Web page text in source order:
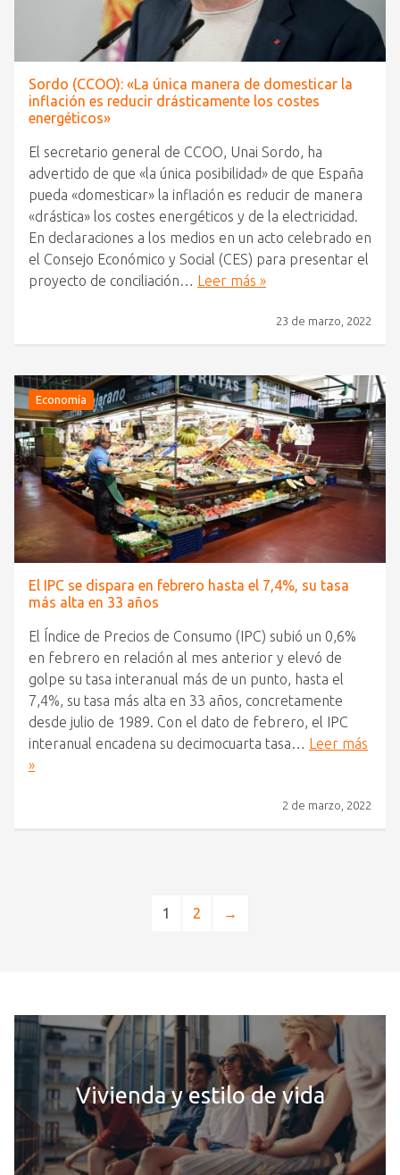
Sordo (CCOO): «La única manera de domesticar la
inflación es reducir drásticamente los costes
energéticos»
El secretario general de CCOO, Unai Sordo, ha
advertido de que «la única posibilidad» de que España
pueda «domesticar» la inflación es reducir de manera
«drástica» los costes energéticos y de la electricidad.
En declaraciones a los medios en un acto celebrado en
el Consejo Económico y Social (CES) para presentar el
proyecto de conciliación… Leer más »
23 de marzo, 2022
Economía
El IPC se dispara en febrero hasta el 7,4%, su tasa
más alta en 33 años
El Índice de Precios de Consumo (IPC) subió un 0,6%
en febrero en relación al mes anterior y elevó de
golpe su tasa interanual más de un punto, hasta el
7,4%, su tasa más alta en 33 años, concretamente
desde julio de 1989. Con el dato de febrero, el IPC
interanual encadena su decimocuarta tasa… Leer más
»
2 de marzo, 2022
1 2 →
Vivienda y estilo de vida